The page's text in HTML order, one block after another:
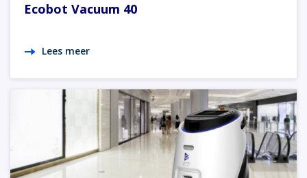
Ecobot Vacuum 40
Lees meer